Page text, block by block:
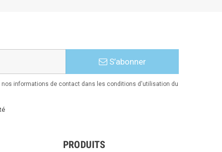
S’abonner
informations de contact dans les conditions d'utilisation du
PRODUITS